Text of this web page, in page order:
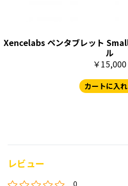
Xencelabs ペンタブレット
ル
￥15,000
カートに入
レビュー
0